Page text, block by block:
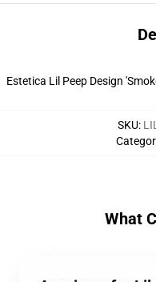
Estetica Lil Peep Design
SKU:
What